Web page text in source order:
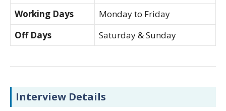
Working Days
Monday to Friday
Off Days
Saturday & Sunday
Interview Details